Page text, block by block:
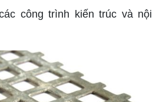
công trình kiến trúc và nội